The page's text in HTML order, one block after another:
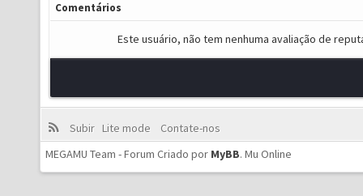
Comentários
Este usuário, não tem nenhuma avaliação de
Subir Lite mode
Contate-nos
MEGAMU Team - Forum Criado por MyBB. Mu Online